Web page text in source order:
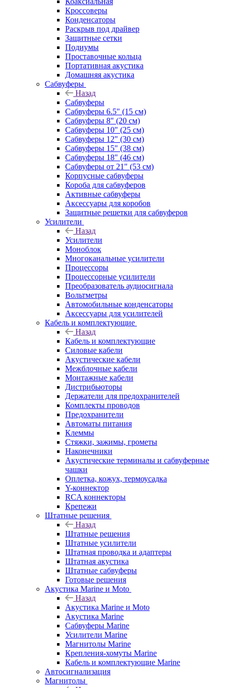
Кроссоверы
Конденсаторы
Раскрыв под драйвер
Защитные сетки
Подиумы
Проставочные кольца
Портативная акустика
Домашняя акустика
Сабвуферы
Назад
Сабвуферы
Сабвуферы 6.5" (15 см)
Сабвуферы 8" (20 см)
Сабвуферы 10" (25 см)
Сабвуферы 12" (30 см)
Сабвуферы 15" (38 см)
Сабвуферы 18" (46 см)
Сабвуферы от 21" (53 см)
Корпусные сабвуферы
Короба для сабвуферов
Активные сабвуферы
Аксессуары для коробов
Защитные решетки для сабвуферов
Усилители
Назад
Усилители
Моноблок
Многоканальные усилители
Процессоры
Процессорные усилители
Преобразователь аудиосигнала
Вольтметры
Автомобильные конденсаторы
Аксессуары для усилителей
Кабель и комплектующие
Назад
Кабель и комплектующие
Силовые кабели
Акустические кабели
Межблочные кабели
Монтажные кабели
Дистрибьюторы
Держатели для предохранителей
Комплекты проводов
Предохранители
Автоматы питания
Клеммы
Стяжки, зажимы, грометы
Наконечники
Акустические терминалы и сабвуферные
чашки
Оплетка, кожух, термоусадка
Y-коннектор
RCA коннекторы
Крепежи
Штатные решения
Назад
Штатные решения
Штатные усилители
Штатная проводка и адаптеры
Штатная акустика
Штатные сабвуферы
Готовые решения
Акустика Marine и Moto
Назад
Акустика Marine и Moto
Акустика Marine
Сабвуферы Marine
Усилители Marine
Магнитолы Marine
Крепления-хомуты Marine
Кабель и комплектующие Marine
Автосигнализация
Магнитолы